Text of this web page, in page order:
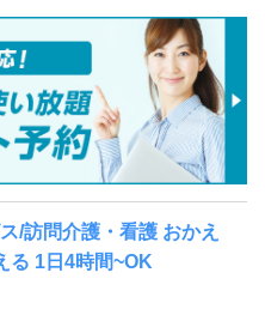
/訪問介護・看護 おかえ
る 1日4時間~OK